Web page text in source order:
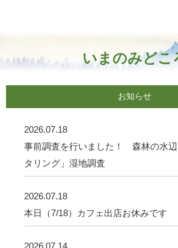
いまのみどこ
お知らせ
2026.07.18
事前調査を行いました！ 森林の水辺
タリング」湿地調査
2026.07.18
本日（7/18）カフェ出店お休みです
2026.07.14